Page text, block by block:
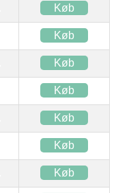
Køb
Køb
Køb
Køb
Køb
Køb
Køb